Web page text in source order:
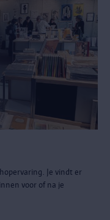
Je vindt er
voor of na je